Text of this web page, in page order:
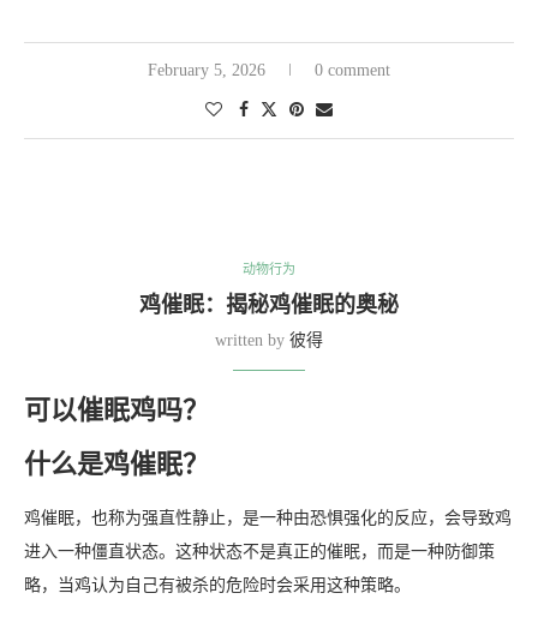
February 5, 2026 0 comment
动物行为
鸡催眠：揭秘鸡催眠的奥秘
written by 彼得
可以催眠鸡吗？
什么是鸡催眠？
鸡催眠，也称为强直性静止，是一种由恐惧强化的反应，会导致鸡
进入一种僵直状态。这种状态不是真正的催眠，而是一种防御策
略，当鸡认为自己有被杀的危险时会采用这种策略。